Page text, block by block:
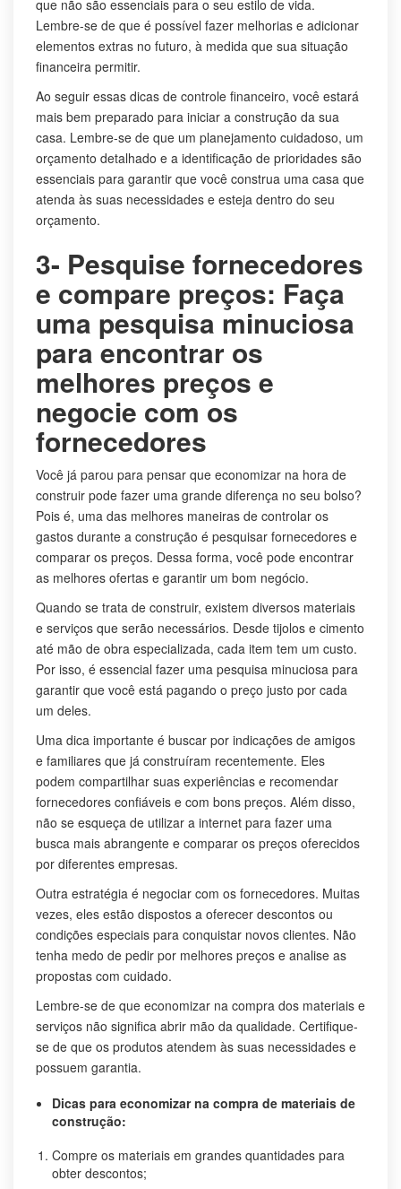
que não são essenciais para o seu estilo de vida.
Lembre-se de que é possível fazer melhorias e adicionar
elementos extras no futuro, à medida que sua situação
financeira permitir.
Ao seguir essas dicas de controle financeiro, você estará
mais bem preparado para iniciar a construção da sua
casa. Lembre-se de que um planejamento cuidadoso, um
orçamento detalhado e a identificação de prioridades são
essenciais para garantir que você construa uma casa que
atenda às suas necessidades e esteja dentro do seu
orçamento.
3- Pesquise fornecedores
e compare preços: Faça
uma pesquisa minuciosa
para encontrar os
melhores preços e
negocie com os
fornecedores
Você já parou para pensar que economizar na hora de
construir pode fazer uma grande diferença no seu bolso?
Pois é, uma das melhores maneiras de controlar os
gastos durante a construção é pesquisar fornecedores e
comparar os preços. Dessa forma, você pode encontrar
as melhores ofertas e garantir um bom negócio.
Quando se trata de construir, existem diversos materiais
e serviços que serão necessários. Desde tijolos e cimento
até mão de obra especializada, cada item tem um custo.
Por isso, é essencial fazer uma pesquisa minuciosa para
garantir que você está pagando o preço justo por cada
um deles.
Uma dica importante é buscar por indicações de amigos
e familiares que já construíram recentemente. Eles
podem compartilhar suas experiências e recomendar
fornecedores confiáveis e com bons preços. Além disso,
não se esqueça de utilizar a internet para fazer uma
busca mais abrangente e comparar os preços oferecidos
por diferentes empresas.
Outra estratégia é negociar com os fornecedores. Muitas
vezes, eles estão dispostos a oferecer descontos ou
condições especiais para conquistar novos clientes. Não
tenha medo de pedir por melhores preços e analise as
propostas com cuidado.
Lembre-se de que economizar na compra dos materiais e
serviços não significa abrir mão da qualidade. Certifique-
se de que os produtos atendem às suas necessidades e
possuem garantia.
Dicas para economizar na compra de materiais de
construção:
Compre os materiais em grandes quantidades para
obter descontos;